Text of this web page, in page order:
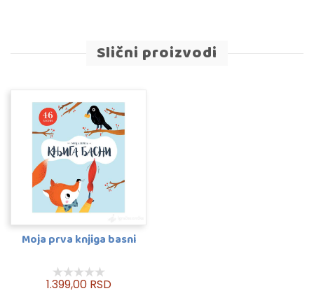
Slični proizvodi
Moja prva knjiga basni
1.399,00 RSD